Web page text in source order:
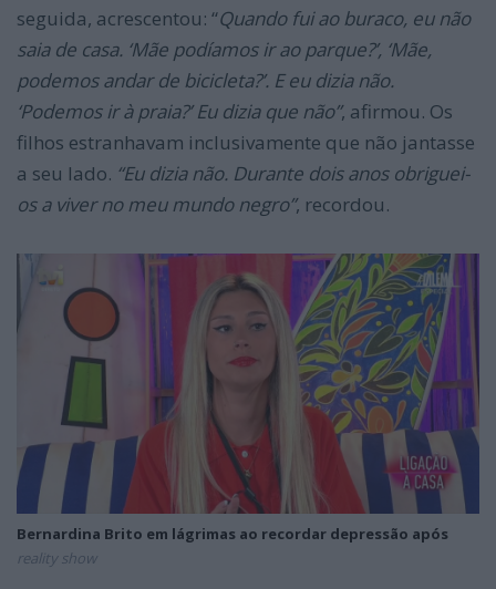
seguida, acrescentou: “Quando fui ao buraco, eu não
saia de casa. ‘Mãe podíamos ir ao parque?’, ‘Mãe,
podemos andar de bicicleta?’. E eu dizia não.
‘Podemos ir à praia?’ Eu dizia que não”, afirmou. Os
filhos estranhavam inclusivamente que não jantasse
a seu lado. “Eu dizia não. Durante dois anos obriguei-
os a viver no meu mundo negro”, recordou.
Bernardina Brito em lágrimas ao recordar depressão após
reality show